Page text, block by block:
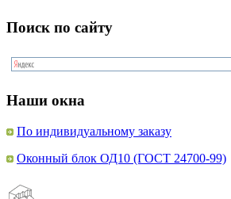
Поиск по сайту
Наши окна
По индивидуальному заказу
Оконный блок ОД10 (ГОСТ 24700-99)